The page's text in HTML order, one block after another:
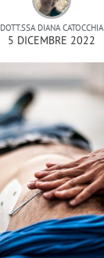
DOTT.SSA DIANA CATOCCHIA
5 DICEMBRE 2022